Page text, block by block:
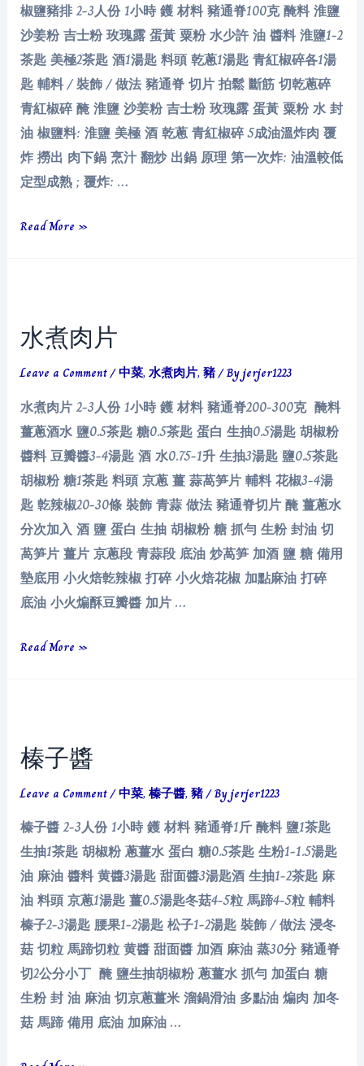
椒鹽豬排 2-3人份 1小時 鑊 材料 豬通脊100克 醃料 淮鹽
沙姜粉 吉士粉 玫瑰露 蛋黃 粟粉 水少許 油 醬料 淮鹽1-2
茶匙 美極2茶匙 酒1湯匙 料頭 乾蔥1湯匙 青紅椒碎各1湯
匙 輔料 / 裝飾 / 做法 豬通脊 切片 拍鬆 斷筋 切乾蔥碎
青紅椒碎 醃 淮鹽 沙姜粉 吉士粉 玫瑰露 蛋黃 粟粉 水 封
油 椒鹽料: 淮鹽 美極 酒 乾蔥 青紅椒碎 5成油溫炸肉 覆
炸 撈出 肉下鍋 烹汁 翻炒 出鍋 原理 第一次炸: 油溫較低
定型成熟 ; 覆炸: …
椒
Read More »
水煮肉片
Leave a Comment/中菜,水煮肉片,豬/ Byjerjer1223
水煮肉片 2-3人份 1小時 鑊 材料 豬通脊200-300克 醃料
薑蔥酒水 鹽0.5茶匙 糖0.5茶匙 蛋白 生抽0.5湯匙 胡椒粉
醬料 豆瓣醬3-4湯匙 酒 水0.75-1升 生抽3湯匙 鹽0.5茶匙
胡椒粉 糖1茶匙 料頭 京蔥 薑 蒜萵笋片 輔料 花椒3-4湯
匙 亁辣椒20-30條 裝飾 青蒜 做法 豬通脊切片 醃 薑蔥水
分次加入 酒 鹽 蛋白 生抽 胡椒粉 糖 抓勻 生粉 封油 切
萵笋片 薑片 京蔥段 青蒜段 底油 炒萵笋 加酒 鹽 糖 備用
墊底用 小火焙亁辣椒 打碎 小火焙花椒 加點麻油 打碎
底油 小火煸酥豆瓣醬 加片 …
水
Read More »
榛子醬
Leave a Comment/中菜,榛子醬,豬/ Byjerjer1223
榛子醬 2-3人份 1小時 鑊 材料 豬通脊1斤 醃料 鹽1茶匙
生抽1茶匙 胡椒粉 蔥薑水 蛋白 糖0.5茶匙 生粉1-1.5湯匙
油 麻油 醬料 黄醬3湯匙 甜面醬3湯匙酒 生抽1-2茶匙 麻
油 料頭 京蔥1湯匙 薑0.5湯匙冬菇4-5粒 馬蹄4-5粒 輔料
榛子2-3湯匙 腰果1-2湯匙 松子1-2湯匙 裝飾 / 做法 浸冬
菇 切粒 馬蹄切粒 黄醬 甜面醬 加酒 麻油 蒸30分 豬通脊
切2公分小丁 醃 鹽生抽胡椒粉 蔥薑水 抓勻 加蛋白 糖
生粉 封 油 麻油 切京蔥薑米 溜鍋滑油 多點油 煸肉 加冬
菇 馬蹄 備用 底油 加麻油 …